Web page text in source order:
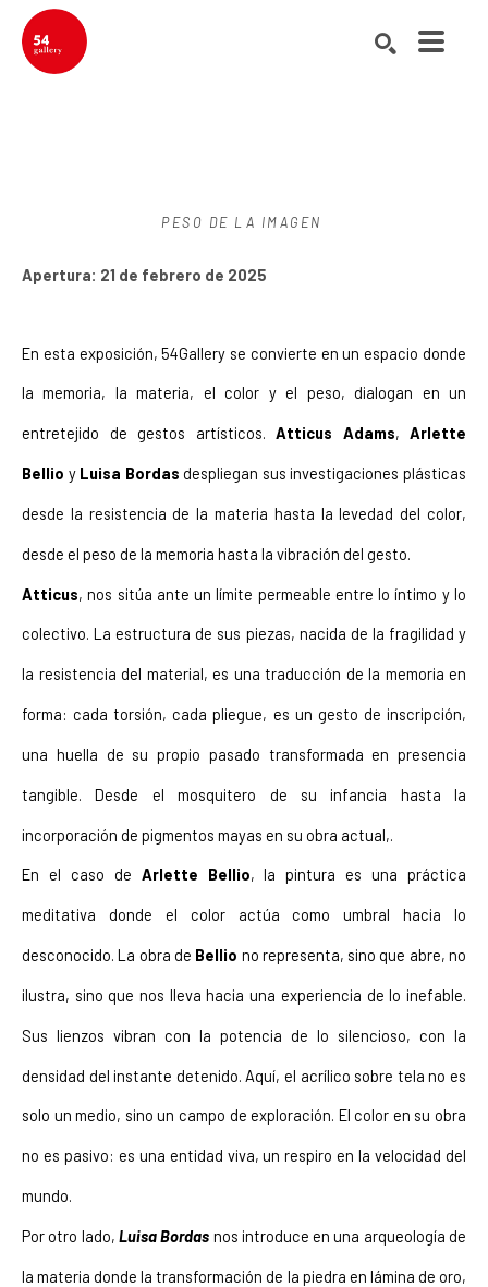
PESO DE LA IMAGEN
Apertura: 21 de febrero de 2025
En esta exposición, 54Gallery se convierte en un espacio donde
la memoria, la materia, el color y el peso, dialogan en un
entretejido de gestos artísticos. Atticus Adams, Arlette
Bellio y Luisa Bordas despliegan sus investigaciones plásticas
desde la resistencia de la materia hasta la levedad del color,
desde el peso de la memoria hasta la vibración del gesto.
Atticus, nos sitúa ante un límite permeable entre lo íntimo y lo
colectivo. La estructura de sus piezas, nacida de la fragilidad y
la resistencia del material, es una traducción de la memoria en
forma: cada torsión, cada pliegue, es un gesto de inscripción,
una huella de su propio pasado transformada en presencia
tangible. Desde el mosquitero de su infancia hasta la
incorporación de pigmentos mayas en su obra actual,.
En el caso de Arlette Bellio, la pintura es una práctica
meditativa donde el color actúa como umbral hacia lo
desconocido. La obra de Bellio no representa, sino que abre, no
ilustra, sino que nos lleva hacia una experiencia de lo inefable.
Sus lienzos vibran con la potencia de lo silencioso, con la
densidad del instante detenido. Aquí, el acrílico sobre tela no es
solo un medio, sino un campo de exploración. El color en su obra
no es pasivo: es una entidad viva, un respiro en la velocidad del
mundo.
Por otro lado, Luisa Bordas nos introduce en una arqueología de
la materia donde la transformación de la piedra en lámina de oro,